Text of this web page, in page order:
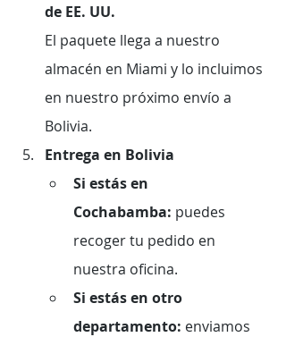
de EE. UU.
El paquete llega a nuestro
almacén en Miami y lo incluimos
en nuestro próximo envío a
Bolivia.
Entrega en Bolivia
Si estás en
Cochabamba: puedes
recoger tu pedido en
nuestra oficina.
Si estás en otro
departamento: enviamos